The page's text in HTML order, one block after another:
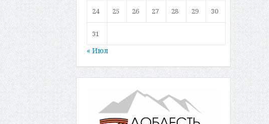
24 25 26 27 28 29 30
31
« Июл